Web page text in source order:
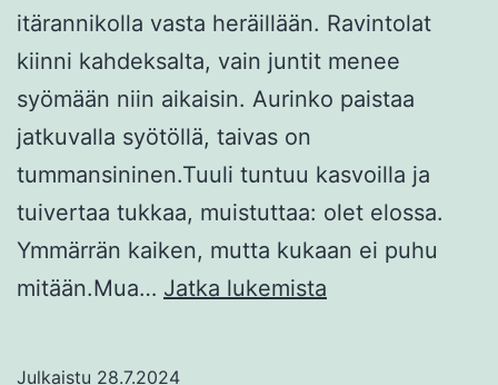
itärannikolla vasta heräillään. Ravintolat
kiinni kahdeksalta, vain juntit menee
syömään niin aikaisin. Aurinko paistaa
jatkuvalla syötöllä, taivas on
tummansininen.Tuuli tuntuu kasvoilla ja
tuivertaa tukkaa, muistuttaa: olet elossa.
Ymmärrän kaiken, mutta kukaan ei puhu
mitään.Mua… Jatka lukemista
Julkaistu 28.7.2024